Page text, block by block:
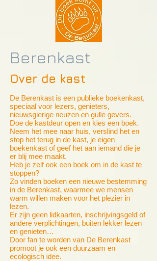
Berenkast
Over de kast
De Berenkast is een publieke boekenkast,
speciaal voor lezers, genieters,
nieuwsgierige neuzen en gulle gevers.
Doe de kastdeur open en kies een boek.
Neem het mee naar huis, verslind het en
stop het terug in de kast, je eigen
boekenkast of geef het aan iemand die je
er blij mee maakt.
Heb je zelf ook een boek om in de kast te
stoppen?
Zo vinden boeken een nieuwe bestemming
in de Berenkast, waarmee we mensen
warm willen maken voor het plezier in
lezen.
Er zijn geen lidkaarten, inschrijvingsgeld of
andere verplichtingen, buiten lekker lezen
en genieten…
Door fan te worden van De Berenkast
promoot je ook een duurzaam en
ecologisch idee.